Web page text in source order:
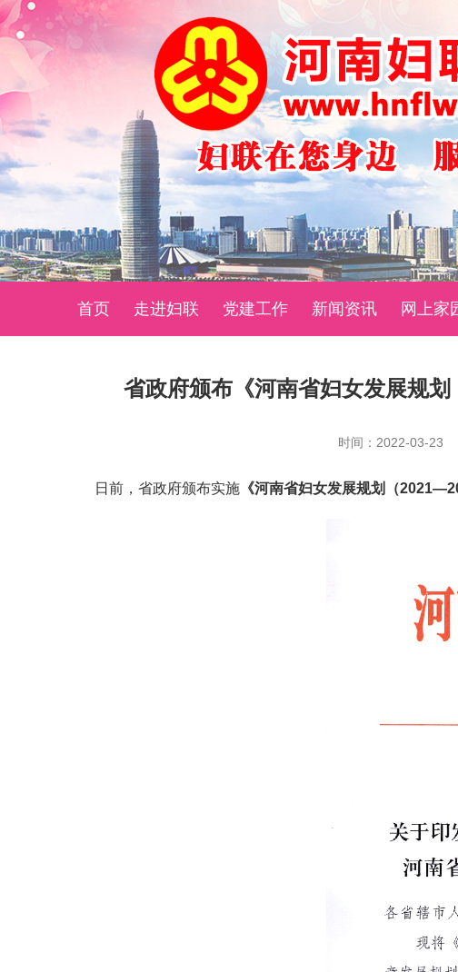
首页 走进妇联 党建工作 新闻资讯 网上家
省政府颁布《河南省妇女发展规
时间：2022-03-23
日前，省政府颁布实施 《河南省妇女发展规划（